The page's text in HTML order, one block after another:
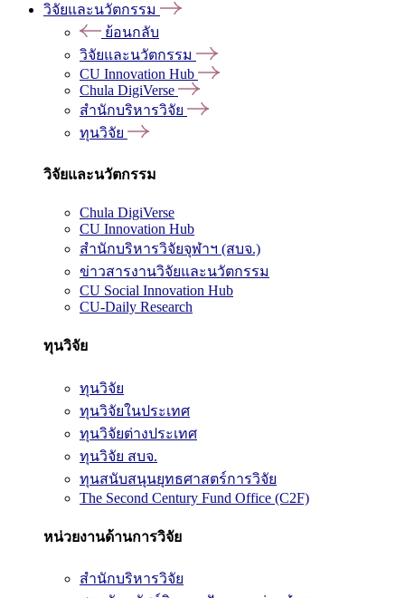
วิจัยและนวัตกรรม
ย้อนกลับ
วิจัยและนวัตกรรม
CU Innovation Hub
Chula DigiVerse
สำนักบริหารวิจัย
ทุนวิจัย
วิจัยและนวัตกรรม
Chula DigiVerse
CU Innovation Hub
สำนักบริหารวิจัยจุฬาฯ (สบจ.)
ข่าวสารงานวิจัยและนวัตกรรม
CU Social Innovation Hub
CU-Daily Research
ทุนวิจัย
ทุนวิจัย
ทุนวิจัยในประเทศ
ทุนวิจัยต่างประเทศ
ทุนวิจัย สบจ.
ทุนสนับสนุนยุทธศาสตร์การวิจัย
The Second Century Fund Office (C2F)
หน่วยงานด้านการวิจัย
สำนักบริหารวิจัย